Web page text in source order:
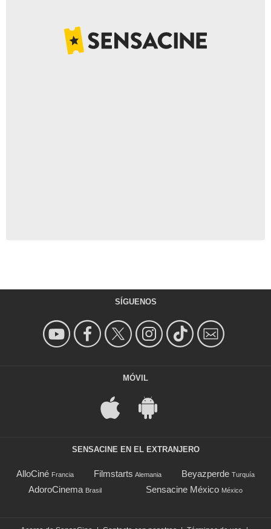
SÍGUENOS
MÓVIL
SENSACINE EN EL EXTRANJERO
AlloCiné Francia Filmstarts Alemania Beyazperde Turquía
AdoroCinema Brasil Sensacine México México